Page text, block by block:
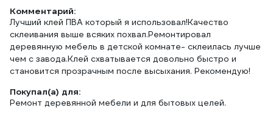
Комментарий:
Лучший клей ПВА который я использовал!Качество
склеивания выше всяких похвал.Ремонтировал
деревянную мебель в детской комнате- склеилась лучше
чем с завода.Клей схватывается довольно быстро и
становится прозрачным после высыхания. Рекомендую!
Покупал(а) для:
Ремонт деревянной мебели и для бытовых целей.